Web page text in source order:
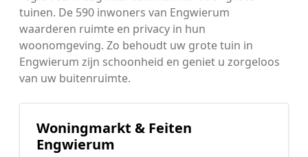
tuinen. De 590 inwoners van Engwierum
waarderen ruimte en privacy in hun
woonomgeving. Zo behoudt uw grote tuin in
Engwierum zijn schoonheid en geniet u zorgeloos
van uw buitenruimte.
Woningmarkt & Feiten
Engwierum